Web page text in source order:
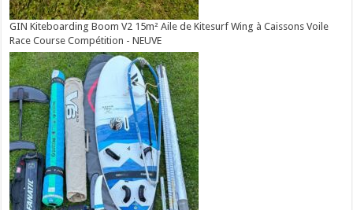
GIN Kiteboarding Boom V2 15m² Aile de Kitesurf Wing à Caissons Voile
Race Course Compétition - NEUVE